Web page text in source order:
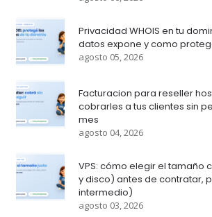
Privacidad WHOIS en tu
datos expone y como
agosto 05, 2026
Facturacion para reseller
cobrarles a tus clientes sin
mes
agosto 04, 2026
VPS: cómo elegir el tamaño
y disco) antes de contratar,
intermedio)
agosto 03, 2026